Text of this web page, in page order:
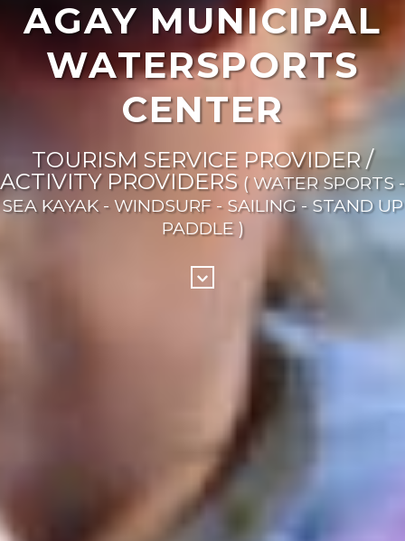
AGAY MUNICIPAL
WATERSPORTS
CENTER
TOURISM SERVICE PROVIDER /
ACTIVITY PROVIDERS ( WATER SPORTS -
SEA KAYAK - WINDSURF - SAILING - STAND UP
PADDLE )